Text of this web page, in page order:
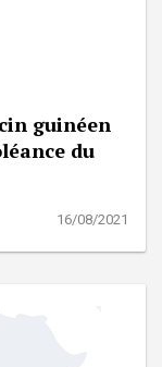
guinéen
du
16/08/2021